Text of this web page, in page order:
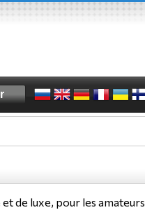
de luxe, pour les